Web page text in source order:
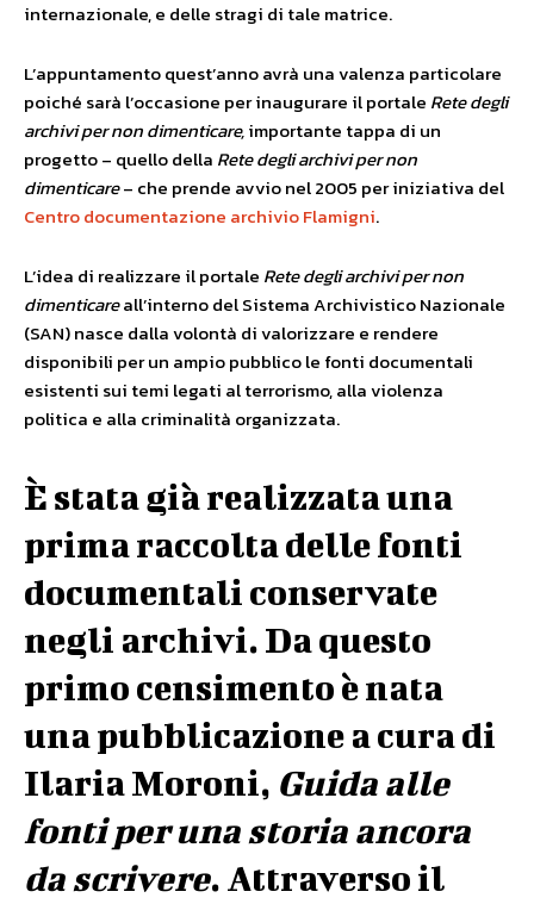
internazionale, e delle stragi di tale matrice.
L’appuntamento quest’anno avrà una valenza particolare
poiché sarà l’occasione per inaugurare il portale Rete degli
archivi per non dimenticare,importante tappa di un
progetto – quello della Rete degli archivi per non
dimenticare– che prende avvio nel 2005 per iniziativa del
Centro documentazione archivio Flamigni.
L’idea di realizzare il portale Rete degli archivi per non
dimenticareall’interno del Sistema Archivistico Nazionale
(SAN) nasce dalla volontà di valorizzare e rendere
disponibili per un ampio pubblico le fonti documentali
esistenti sui temi legati al terrorismo, alla violenza
politica e alla criminalità organizzata.
È stata già realizzata una
prima raccolta delle fonti
documentali conservate
negli archivi. Da questo
primo censimento è nata
una pubblicazione a cura di
Ilaria Moroni, Guida alle
fonti per una storia ancora
da scrivere. Attraverso il